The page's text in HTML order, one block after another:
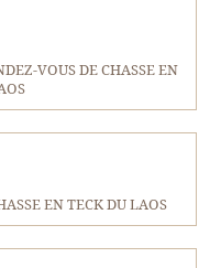
VOUS DE CHASSE EN
EN TECK DU LAOS